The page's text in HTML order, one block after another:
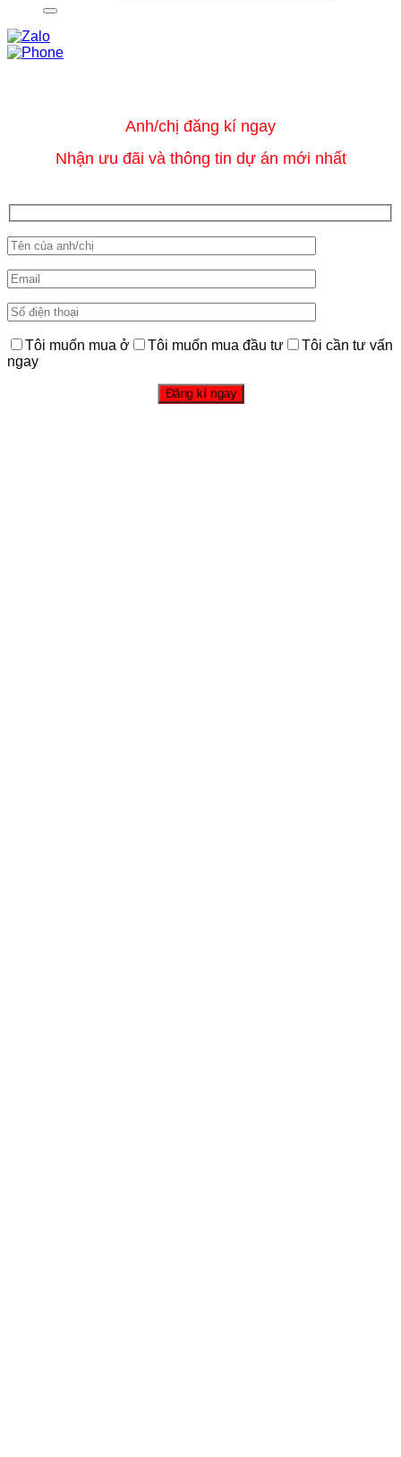
Anh/chị đăng kí ngay
Nhận ưu đãi và thông tin dự án mới nhất
Tôi muốn mua ở Tôi muốn mua đầu tư
Tôi cần tư vấn
ngay